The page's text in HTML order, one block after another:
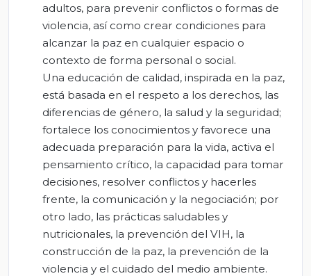
adultos, para prevenir conflictos o formas de
violencia, así como crear condiciones para
alcanzar la paz en cualquier espacio o
contexto de forma personal o social.
Una educación de calidad, inspirada en la paz,
está basada en el respeto a los derechos, las
diferencias de género, la salud y la seguridad;
fortalece los conocimientos y favorece una
adecuada preparación para la vida, activa el
pensamiento crítico, la capacidad para tomar
decisiones, resolver conflictos y hacerles
frente, la comunicación y la negociación; por
otro lado, las prácticas saludables y
nutricionales, la prevención del VIH, la
construcción de la paz, la prevención de la
violencia y el cuidado del medio ambiente.